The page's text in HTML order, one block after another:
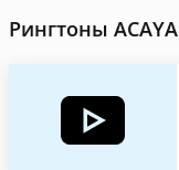
Рингтоны ACAYA